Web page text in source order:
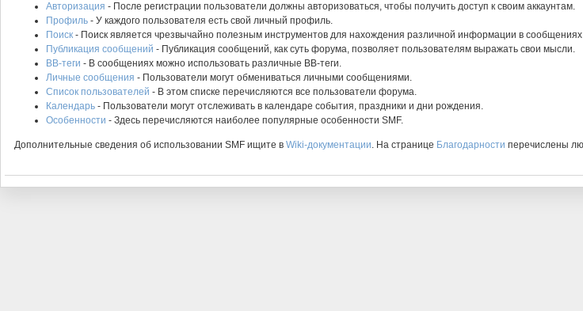
Авторизация - После регистрации пользователи должны авторизоваться, чтобы получить доступ к своим аккаунтам.
Профиль - У каждого пользователя есть свой личный профиль.
Поиск - Поиск является чрезвычайно полезным инструментов для нахождения различной информации в
Публикация сообщений - Публикация сообщений, как суть форума, позволяет пользователям выражать свои мысли.
BB-теги - В сообщениях можно использовать различные BB-теги.
Личные сообщения - Пользователи могут обмениваться личными сообщениями.
Список пользователей - В этом списке перечисляются все пользователи форума.
Календарь - Пользователи могут отслеживать в календаре события, праздники и дни рождения.
Особенности - Здесь перечисляются наиболее популярные особенности SMF.
Дополнительные сведения об использовании SMF ищите вWiki-документации . На странице Благодарности перечислены